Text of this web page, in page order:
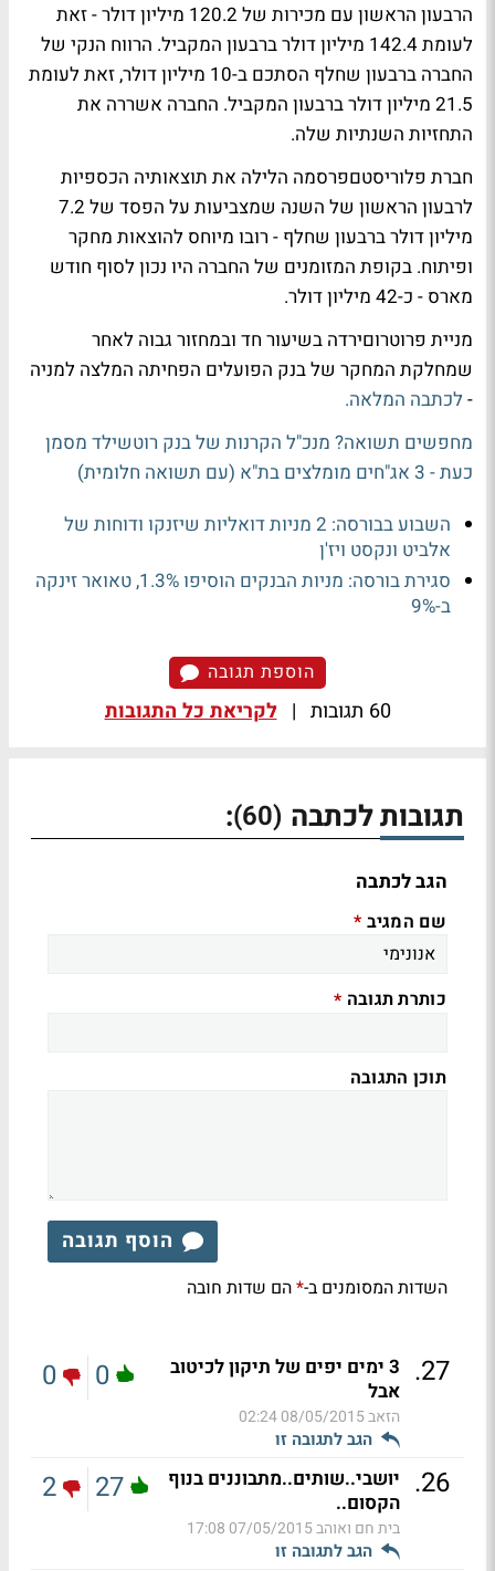
הרבעון הראשון עם מכירות של 120.2 מיליון דולר - זאת
לעומת 142.4 מיליון דולר ברבעון המקביל. הרווח הנקי של
החברה ברבעון שחלף הסתכם ב-10 מיליון דולר, זאת לעומת
21.5 מיליון דולר ברבעון המקביל. החברה אשררה את
התחזיות השנתיות שלה.
חברת פלוריסטםפרסמה הלילה את תוצאותיה הכספיות
לרבעון הראשון של השנה שמצביעות על הפסד של 7.2
מיליון דולר ברבעון שחלף - רובו מיוחס להוצאות מחקר
ופיתוח. בקופת המזומנים של החברה היו נכון לסוף חודש
מארס - כ-42 מיליון דולר.
מניית פרוטרוםירדה בשיעור חד ובמחזור גבוה לאחר
שמחלקת המחקר של בנק הפועלים הפחיתה המלצה למניה
- לכתבה המלאה.
מחפשים תשואה? מנכ"ל הקרנות של בנק רוטשילד מסמן
כעת - 3 אג"חים מומלצים בת"א (עם תשואה חלומית)
השבוע בבורסה: 2 מניות דואליות שיזנקו ודוחות של
אלביט ונקסט ויז'ן
סגירת בורסה: מניות הבנקים הוסיפו 1.3%, טאואר זינקה
ב-9%
הוספת תגובה
60 תגובות | לקריאת כל התגובות
תגובות לכתבה (60)
:
הגב לכתבה
שם המגיב *
כותרת תגובה *
תוכן התגובה
הוסף תגובה
השדות המסומנים ב-*הם שדות חובה
27
.
3 ימים יפים של תיקון לכיטוב
אבל
הזאב08/05/2015 02:24
הגב לתגובה זו
0
0
26
. יושבי..שותים..מתבוננים בנוף
הקסום..
בית חם ואוהב07/05/2015 17:08
הגב לתגובה זו
27
2